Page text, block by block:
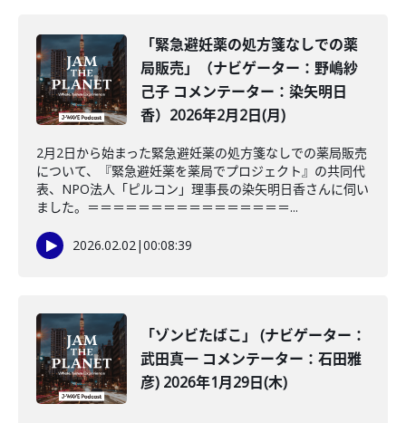
「緊急避妊薬の処方箋なしでの薬
局販売」（ナビゲーター：野嶋紗
己子 コメンテーター：染矢明日
香）2026年2月2日(月)
2月2日から始まった緊急避妊薬の処方箋なしでの薬局販売
について、『緊急避妊薬を薬局でプロジェクト』の共同代
表、NPO法人「ピルコン」理事長の染矢明日香さんに伺い
ました。＝＝＝＝＝＝＝＝＝＝＝＝＝＝＝＝...
2026.02.02|00:08:39
「ゾンビたばこ」 (ナビゲーター：
武田真一 コメンテーター：石田雅
彦) 2026年1月29日(木)